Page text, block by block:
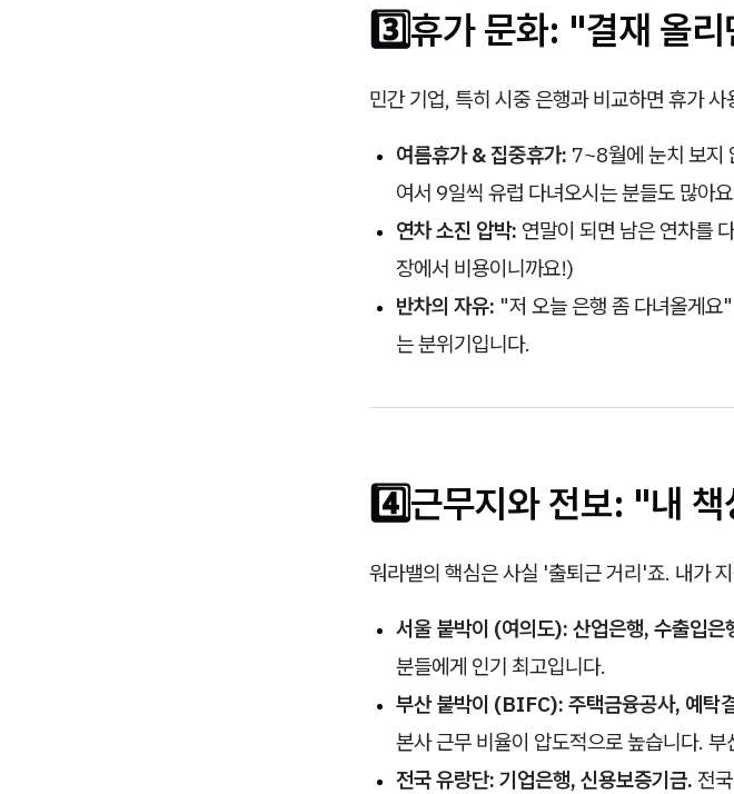
3️⃣휴가 문화: "결재 올
민간 기업, 특히 시중 은행과 비교하면 휴가
여름휴가 & 집중휴가: 7~8월에 눈치 보지
여서 9일씩 유럽 다녀오시는 분들도 많아
연차 소진 압박: 연말이 되면 남은 연차를
장에서 비용이니까요!)
반차의 자유: "저 오늘 은행 좀 다녀올게요
는 분위기입니다.
4️⃣근무지와 전보: "내
워라밸의 핵심은 사실 '출퇴근 거리'죠. 내가
서울 붙박이 (여의도): 산업은행, 수출입은
분들에게 인기 최고입니다.
부산 붙박이 (BIFC): 주택금융공사, 예탁
본사 근무 비율이 압도적으로 높습니다.
전국 유랑단: 기업은행, 신용보증기금. 전